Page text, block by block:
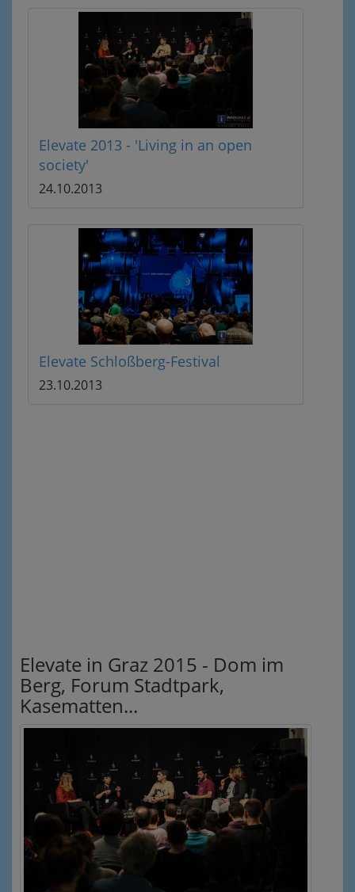
Elevate 2013 - 'Living in an open
society'
24.10.2013
Elevate Schloßberg-Festival
23.10.2013
Elevate in Graz 2015 - Dom im
Berg, Forum Stadtpark,
Kasematten...